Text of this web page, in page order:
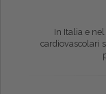
In Italia e
cardiovascolari